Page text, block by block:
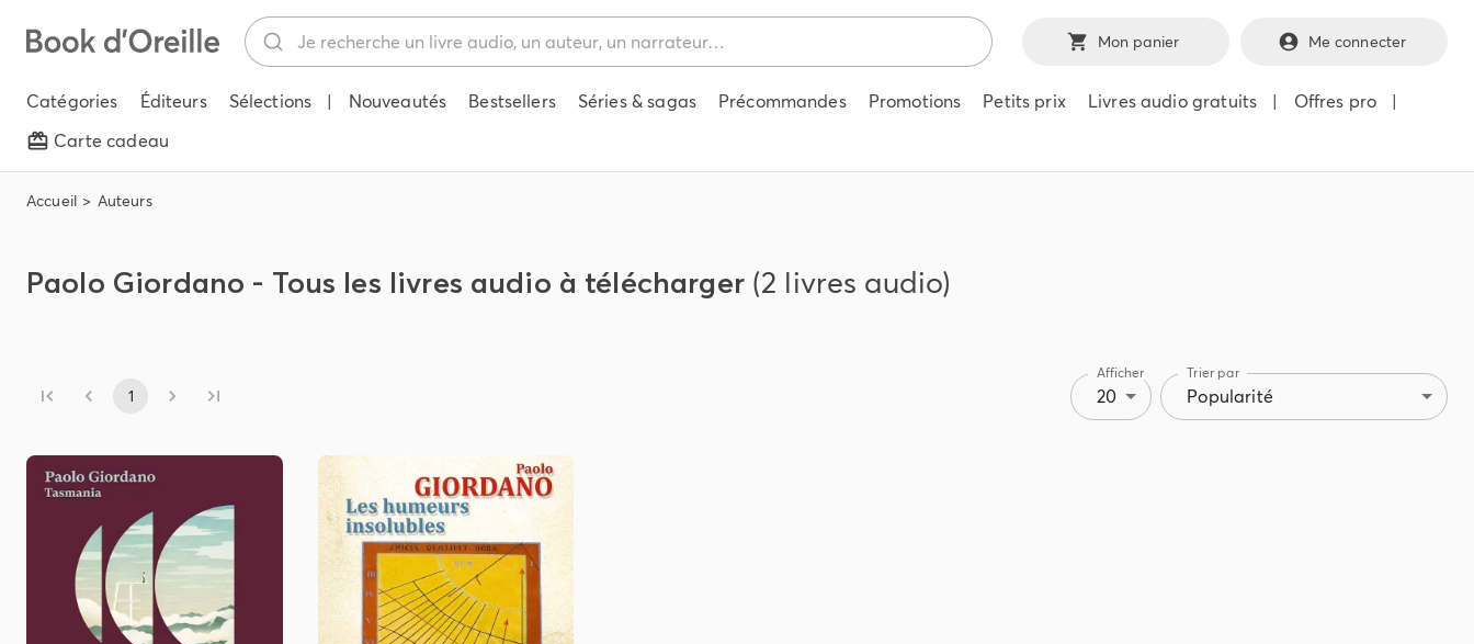
Mon panier Me connecter
Catégories Éditeurs Sélections | Nouveautés Bestsellers Séries & sagas Précommandes Promotions Petits prix Livres audio gratuits | Offres pro
|
Carte cadeau
Accueil Auteurs
Paolo Giordano - Tous les livres audio à télécharger (2 livres audio)
1
Afficher
20
Trier par
Popularité